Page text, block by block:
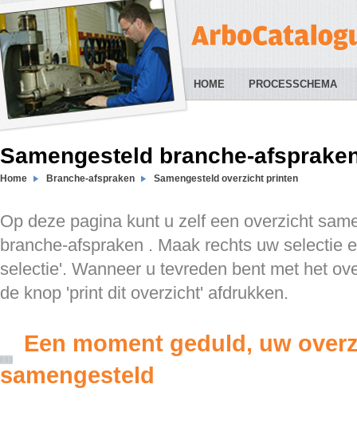
HOME PROCESSCHEMA
Samengesteld branche-
Home Branche-afspraken Samengesteld overzicht printen
Op deze pagina kunt u zelf een overzicht
branche-afspraken . Maak rechts uw selectie
selectie'. Wanneer u tevreden bent met het
de knop 'print dit overzicht' afdrukken.
Een moment geduld, uw
samengesteld